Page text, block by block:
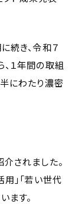
続き、令和７
１年間の取組
にわたり濃密
されました。
」「若い世代
ます。